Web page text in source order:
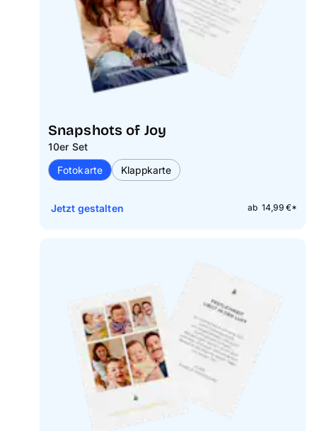
Snapshots of Joy
10er Set
Fotokarte
Klappkarte
ab 14,99 €*
Jetzt gestalten